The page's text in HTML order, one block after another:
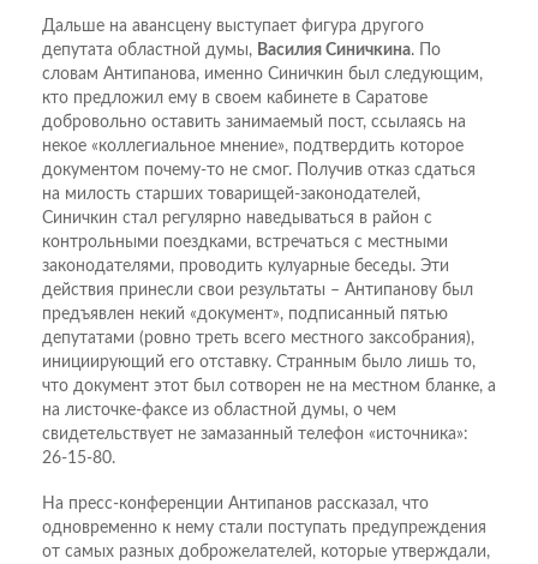
Дальше на авансцену выступает фигура другого
депутата областной думы, Василия Синичкина. По
словам Антипанова, именно Синичкин был следующим,
кто предложил ему в своем кабинете в Саратове
добровольно оставить занимаемый пост, ссылаясь на
некое «коллегиальное мнение», подтвердить которое
документом почему-то не смог. Получив отказ сдаться
на милость старших товарищей-законодателей,
Синичкин стал регулярно наведываться в район с
контрольными поездками, встречаться с местными
законодателями, проводить кулуарные беседы. Эти
действия принесли свои результаты – Антипанову был
предъявлен некий «документ», подписанный пятью
депутатами (ровно треть всего местного заксобрания),
инициирующий его отставку. Странным было лишь то,
что документ этот был сотворен не на местном бланке, а
на листочке-факсе из областной думы, о чем
свидетельствует не замазанный телефон «источника»:
26-15-80.
На пресс-конференции Антипанов рассказал, что
одновременно к нему стали поступать предупреждения
от самых разных доброжелателей, которые утверждали,